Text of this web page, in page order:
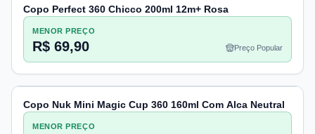
Copo Perfect 360 Chicco 200ml 12m+ Rosa
MENOR PREÇO
R$ 69,90 Preço Popular
Copo Nuk Mini Magic Cup 360 160ml Com Alca Neutral
MENOR PREÇO